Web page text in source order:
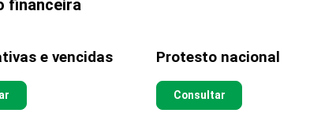
financeira
e vencidas Protesto nacional
Consultar